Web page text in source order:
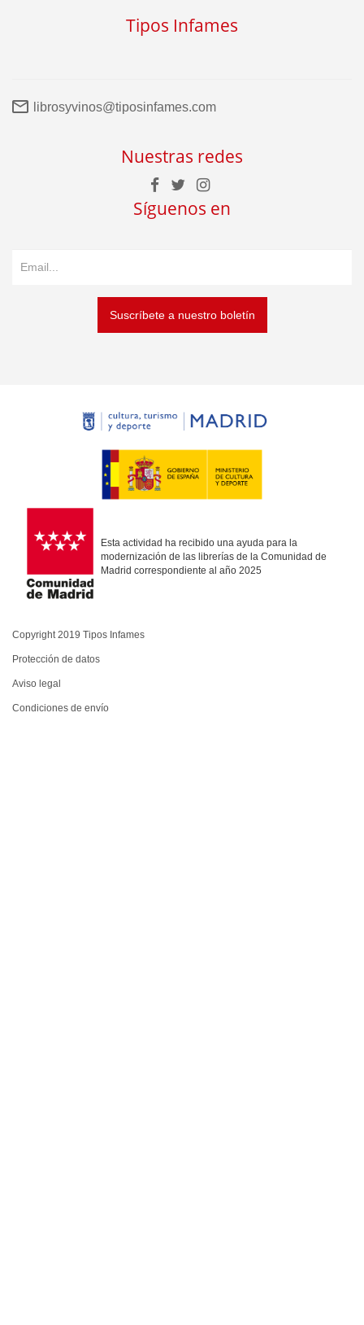
Tipos Infames
librosyvinos@tiposinfames.com
Nuestras redes
Síguenos en
Suscríbete a nuestro boletín
Esta actividad ha recibido una ayuda para la
modernización de las librerías de la Comunidad de
Madrid correspondiente al año 2025
Copyright 2019 Tipos Infames
Protección de datos
Aviso legal
Condiciones de envío